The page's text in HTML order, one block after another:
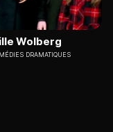
Wolberg
DRAMATIQUES